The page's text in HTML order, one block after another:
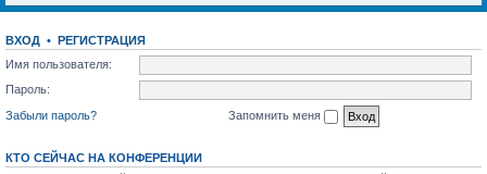
ВХОД • РЕГИСТРАЦИЯ
Имя пользователя:
Пароль:
Забыли пароль?
Запомнить меня
КТО СЕЙЧАС НА КОНФЕРЕНЦИИ